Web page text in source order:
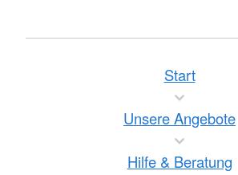
Start
Unsere Angebote
Hilfe & Beratung